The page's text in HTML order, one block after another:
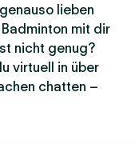
lieben
mit dir
nicht genug?
virtuell in über
chatten –